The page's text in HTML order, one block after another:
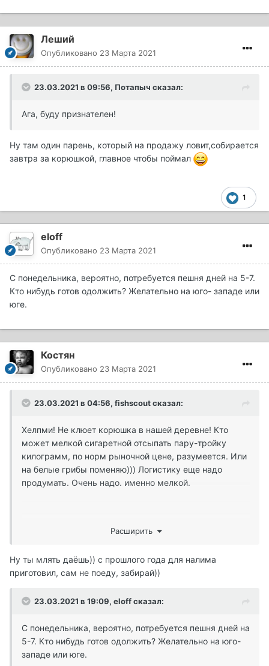
Леший
Опубликовано 23 Марта 2021
23.03.2021 в 09:56, Потапыч сказал:
Ага, буду признателен!
Ну там один парень, который на продажу ловит,собирается
завтра за корюшкой, главное чтобы поймал
1
eloff
Опубликовано 23 Марта 2021
С понедельника, вероятно, потребуется пешня дней на 5-7.
Кто нибудь готов одолжить? Желательно на юго- западе или
юге.
Костян
Опубликовано 23 Марта 2021
23.03.2021 в 04:56, fishscoutсказал:
Хелпми! Не клюет корюшка в нашей деревне! Кто
может мелкой сигаретной отсыпать пару-тройку
килограмм, по норм рыночной цене, разумеется. Или
на белые грибы поменяю))) Логистику еще надо
продумать. Очень надо. именно мелкой.
Думал в юшково куплю, там сказали, приезжай через
месяц, лежит крупняк несвежий по 700...
Расширить
Ну ты млять даёшь)) с прошлого года для налима
приготовил, сам не поеду, забирай))
23.03.2021 в 19:09, eloffсказал:
С понедельника, вероятно, потребуется пешня дней на
5-7. Кто нибудь готов одолжить? Желательно на юго-
западе или юге.